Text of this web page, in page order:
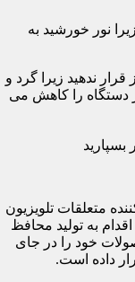
نور خورشید به
ندهید زیرا گرد و
دستگاه را کاهش می
متعلقات تلویزیون
در ایران اقدام به تولید محافظ
خود را در جای
داده است.